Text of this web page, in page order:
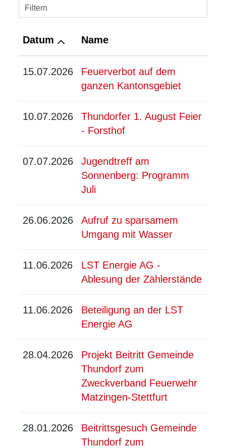
Filtern
Datum Name
15.07.2026
Feuerverbot auf dem
ganzen Kantonsgebiet
10.07.2026
Thundorfer 1. August Feier
- Forsthof
07.07.2026
Jugendtreff am
Sonnenberg: Programm
Juli
26.06.2026
Aufruf zu sparsamem
Umgang mit Wasser
11.06.2026
LST Energie AG -
Ablesung der Zählerstände
11.06.2026
Beteiligung an der LST
Energie AG
28.04.2026
Projekt Beitritt Gemeinde
Thundorf zum
Zweckverband Feuerwehr
Matzingen-Stettfurt
28.01.2026
Beitrittsgesuch Gemeinde
Thundorf zum